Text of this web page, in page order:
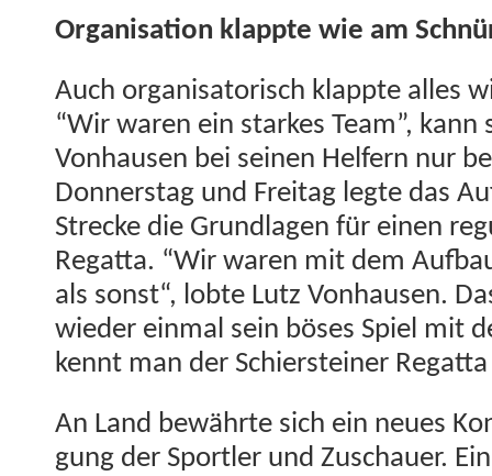
Organ­i­sa­tion klappte wie am
Auch organ­isatorisch klappte alles
“Wir waren ein starkes Team”,
Von­hausen bei seinen Helfern nur
Don­ner­stag und Fre­itag legte das
Strecke die Grund­la­gen für einen
Regat­ta. “Wir waren mit dem
als son­st“, lobte Lutz Von­hausen.
wieder ein­mal sein bös­es Spiel mit
ken­nt man der Schier­stein­er
An Land bewährte sich ein neues
gung der Sportler und Zuschauer.